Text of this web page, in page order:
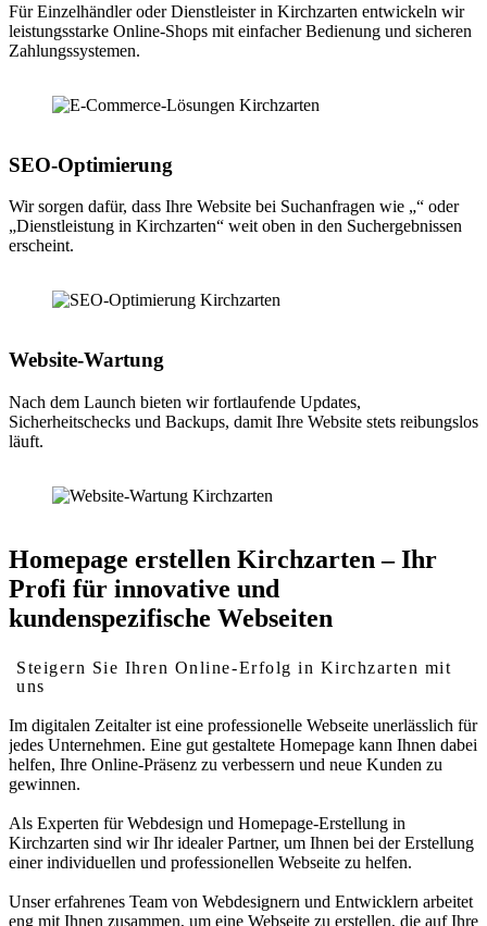
Für Einzelhändler oder Dienstleister in Kirchzarten entwickeln wir
leistungsstarke Online-Shops mit einfacher Bedienung und sicheren
Zahlungssystemen.
SEO-Optimierung
Wir sorgen dafür, dass Ihre Website bei Suchanfragen wie „“ oder
„Dienstleistung in Kirchzarten“ weit oben in den Suchergebnissen
erscheint.
Website-Wartung
Nach dem Launch bieten wir fortlaufende Updates,
Sicherheitschecks und Backups, damit Ihre Website stets reibungslos
läuft.
Homepage erstellen Kirchzarten – Ihr
Profi für innovative und
kundenspezifische Webseiten
Steigern Sie Ihren Online-Erfolg in Kirchzarten mit
uns
Im digitalen Zeitalter ist eine professionelle Webseite unerlässlich für
jedes Unternehmen. Eine gut gestaltete Homepage kann Ihnen dabei
helfen, Ihre Online-Präsenz zu verbessern und neue Kunden zu
gewinnen.
Als Experten für Webdesign und Homepage-Erstellung in
Kirchzarten sind wir Ihr idealer Partner, um Ihnen bei der Erstellung
einer individuellen und professionellen Webseite zu helfen.
Unser erfahrenes Team von Webdesignern und Entwicklern arbeitet
eng mit Ihnen zusammen, um eine Webseite zu erstellen, die auf Ihre